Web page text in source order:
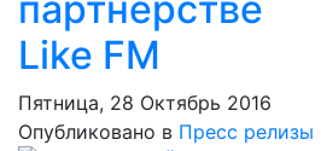
Like FM
Пятница, 28 Октябрь 2016
Опубликовано в Пресс релизы